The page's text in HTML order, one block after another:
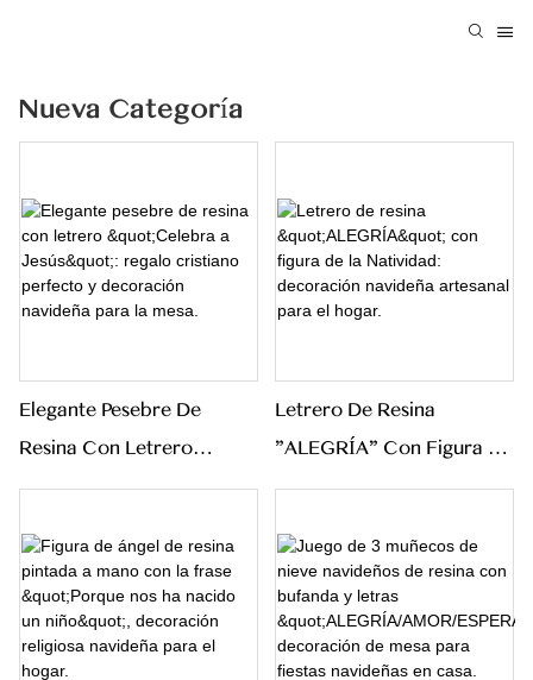
Nueva Categoría
Elegante Pesebre De
Resina Con Letrero
"Celebra A Jesús": Regalo
Decoración Navideña Para
La Mesa.
Letrero De Resina
"ALEGRÍA" Con Figura De
La Natividad: Decoración
Hogar.